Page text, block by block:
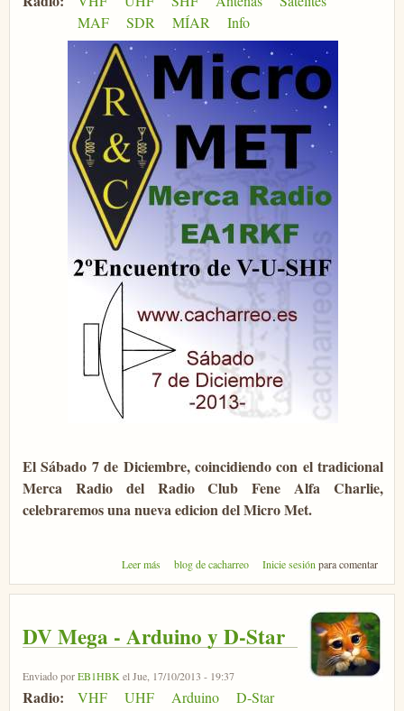
MAF
SDR MÍAR Info
El Sábado 7 de Diciembre, coincidiendo con el tradicional
Merca Radio del Radio Club Fene Alfa Charlie,
celebraremos una nueva edicion del Micro Met.
Leer más sobre Micro-MET 2013
blog de cacharreo Inicie sesión para comentar
DV Mega - Arduino y D-Star
Enviado porEB1HBKel Jue, 17/10/2013 - 19:37
Radio: VHF UHF Arduino D-Star